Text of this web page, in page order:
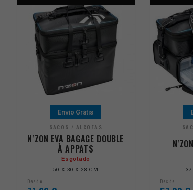
Envio Grátis
SACOS / ALCOFAS
N'ZON EVA BAGAGE DOUBLE
À APPATS
Esgotado
50 X 30 X 28 CM
Desde Desde